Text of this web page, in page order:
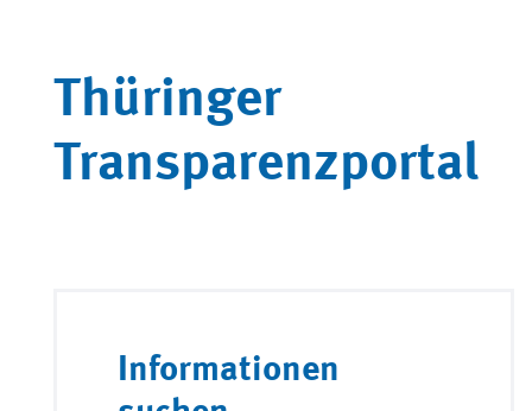
Thüringer
Transparenzportal
Informationen